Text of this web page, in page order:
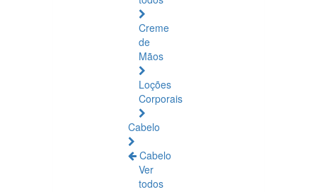
Creme
de
Mãos
Loções
Corporais
Cabelo
Cabelo
Ver
todos